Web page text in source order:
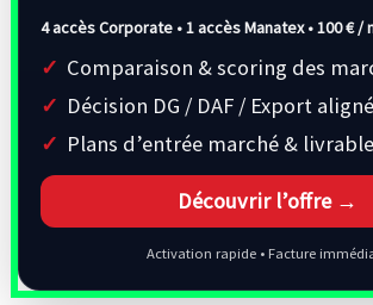
4 accès Corporate • 1 accès Manatex •100 € /
Comparaison & scoring des
Décision DG / DAF / Export
Plans d’entrée marché &
Découvrir l’offre →
Activation rapide • Facture